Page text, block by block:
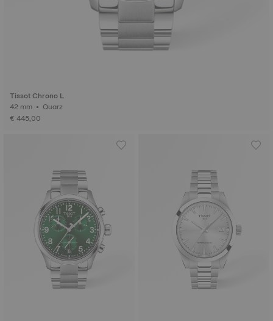
Tissot Chrono L
42 mm • Quarz
€ 445,00